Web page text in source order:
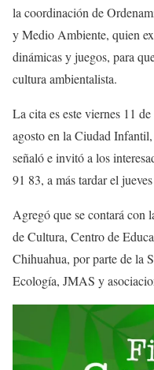
la coordinación de
y Medio Ambiente, quien
dinámicas y juegos, para
cultura ambientalista.
La cita es este viernes 11
agosto en la Ciudad
señaló e invitó a los
91 83, a más tardar el
Agregó que se contará con
de Cultura, Centro de
Chihuahua, por parte de la
Ecología, JMAS y